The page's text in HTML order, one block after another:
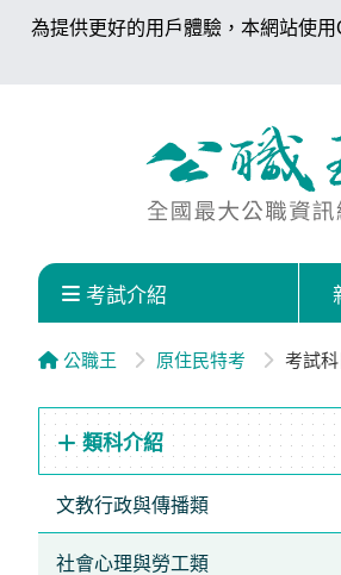
為提供更好的用戶體驗，本網站使
考試介紹
公職王 原住民特考 考試科
類科介紹
文教行政與傳播類
社會心理與勞工類